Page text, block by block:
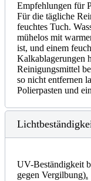
Empfehlungen
Für die tägliche
feuchtes Tuch.
mühelos mit
ist, und einem
Kalkablagerungen
Reinigungsmittel
so nicht entfernen
Polierpasten und
UV-Beständigkeit
gegen Vergilbung).